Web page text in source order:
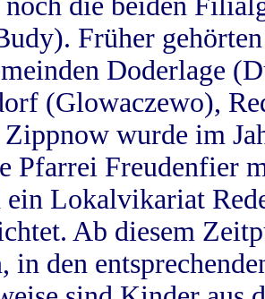
Früher
Doderlage
(Glowaczewo),
wurde im
Pfarrei Freudenfier
ein Lokalvikariat
Ab diesem
in den